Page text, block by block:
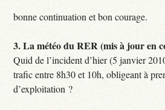
bonne continuation et bon courage.
3.La météo du RER (mis à jour en
Quid de l’incident d’hier (5 janvier
trafic entre 8h30 et 10h, obligeant à
d’exploitation ?